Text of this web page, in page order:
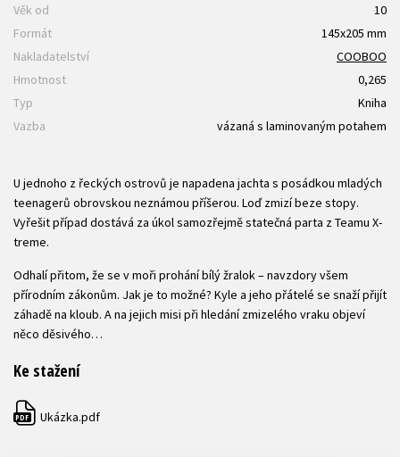
Věk od
10
Formát
145x205 mm
Nakladatelství
COOBOO
Hmotnost
0,265
Typ
Kniha
Vazba
vázaná s laminovaným potahem
U jednoho z řeckých ostrovů je napadena jachta s posádkou mladých
teenagerů obrovskou neznámou příšerou. Loď zmizí beze stopy.
Vyřešit případ dostává za úkol samozřejmě statečná parta z Teamu X-
treme.
Odhalí přitom, že se v moři prohání bílý žralok – navzdory všem
přírodním zákonům. Jak je to možné? Kyle a jeho přátelé se snaží přijít
záhadě na kloub. A na jejich misi při hledání zmizelého vraku objeví
něco děsivého…
Ke stažení
PDF Ukázka.pdf